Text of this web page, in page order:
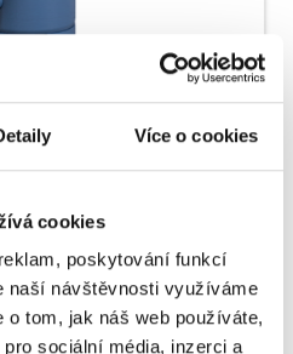
Více o cookies
cookies
poskytování funkcí
naší návštěvnosti využíváme
o tom, jak náš web používáte,
sociální média, inzerci a
7-13